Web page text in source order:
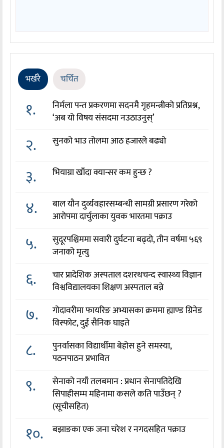
भर्खरै चर्चित
१.
निर्मला पन्त प्रकरणमा सदनमै गृहमन्त्रीको प्रतिप्रश्न,
‘अब यो विषय संसदमा नउठाउनुस्’
२. सुनको भाउ तोलमा आठ हजारले बढ्यो
३. भियाग्रा खाँदा क्यान्सर कम हुन्छ ?
४.
बाल यौन दुर्व्यवहारसम्बन्धी सामग्री प्रसारण गरेको
आरोपमा दार्चुलाका युवक भारतमा पक्राउ
५.
सुदूरपश्चिममा सवारी दुर्घटना बढ्दो, तीन वर्षमा ५६९
जनाको मृत्यु
६.
चार प्रादेशिक अस्पताल दशरथचन्द स्वास्थ्य विज्ञान
विश्वविद्यालयका शिक्षण अस्पताल बन्ने
७.
गोदावरीमा फायरिङ अभ्यासका क्रममा ह्याण्ड ग्रिनेड
विस्फोट, दुई सैनिक घाइते
८.
पुनर्वासका विद्यार्थीमा बेहोस हुने समस्या,
पठनपाठन प्रभावित
९.
सेनाको नयाँ तलबमान : प्रधान सेनापतिदेखि
सिपाहीसम्म महिनामा कसले कति पाउँछन् ?
(सूचीसहित)
१०. बझाङका एक जना चरेश र नगदसहित पक्राउ